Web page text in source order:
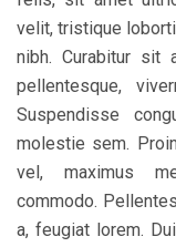
velit, tristique
nibh. Curabitur sit
pellentesque,
Suspendisse
molestie sem.
vel, maximus
commodo.
a, feugiat lorem.